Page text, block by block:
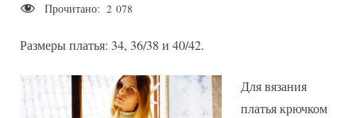
хлопка
Прочитано: 2 078
Размеры платья: 34, 36/38 и 40/42.
Для вязания
платья крючком